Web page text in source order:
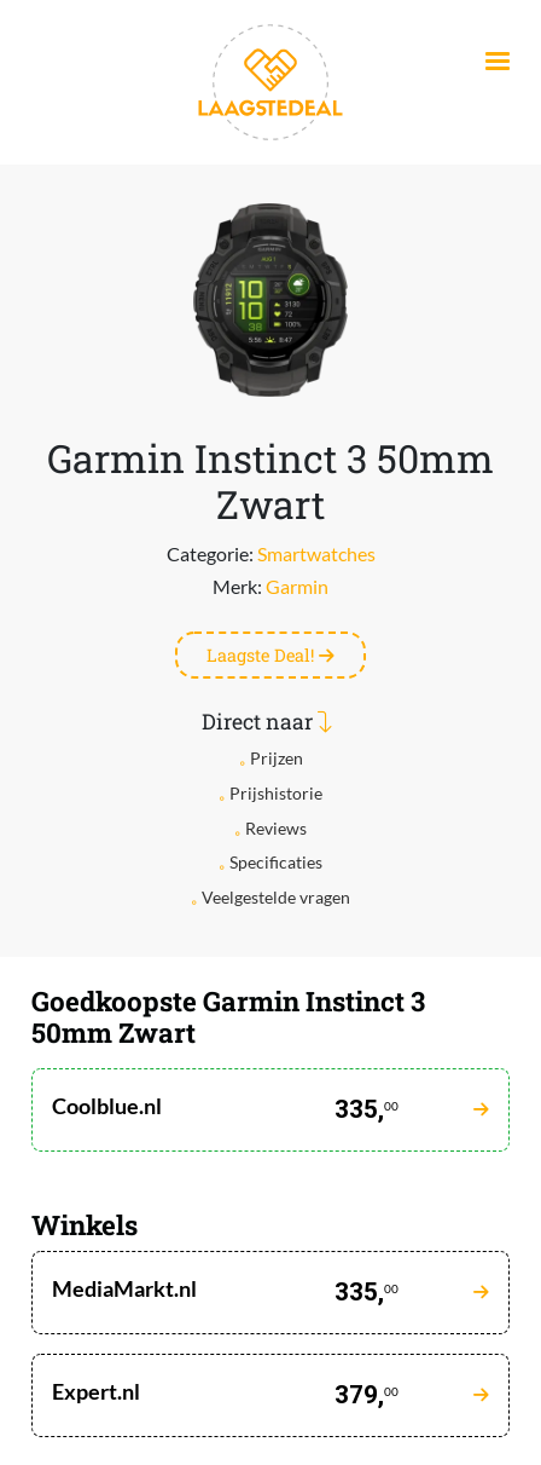
Garmin Instinct 3 50mm
Zwart
Categorie: Smartwatches
Merk: Garmin
Laagste Deal!
Direct naar
Prijzen
Prijshistorie
Reviews
Specificaties
Veelgestelde vragen
Goedkoopste Garmin Instinct 3
50mm Zwart
Coolblue.nl 335,00
Winkels
MediaMarkt.nl 335,00
Expert.nl 379,00